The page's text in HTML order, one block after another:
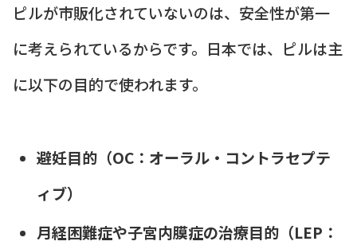
ピルが市販化されていないのは、安全性が第一
に考えられているからです。日本では、ピルは主
に以下の目的で使われます。
避妊目的（OC：オーラル・コントラセプテ
ィブ）
月経困難症や子宮内膜症の治療目的（LEP：